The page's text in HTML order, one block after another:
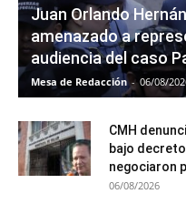
Juan Orlando
amenazado a
audiencia del caso
Mesa de Redacción - 06/08/
CMH
bajo
negociaron
06/08/2026